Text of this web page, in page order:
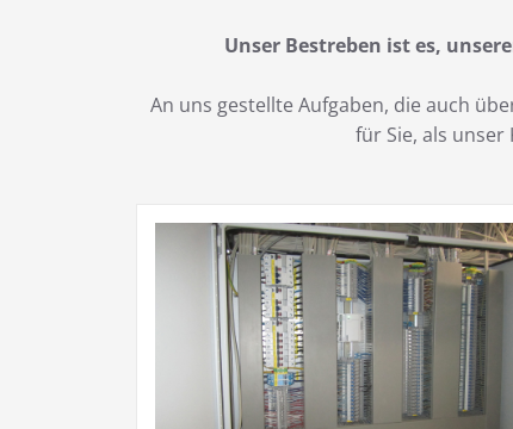
Unser Bestreben ist es,
An uns gestellte Aufgaben, die auch
für Sie, als